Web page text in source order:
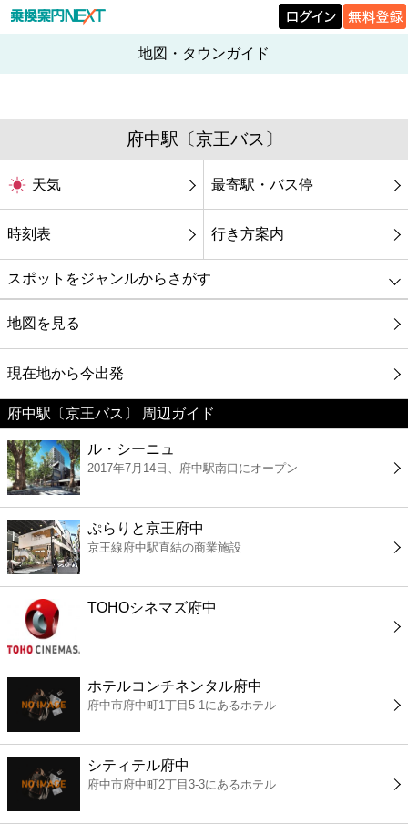
地図・タウンガイド
府中駅〔京王バス〕
天気 最寄駅・バス停
時刻表 行き方案内
スポットをジャンルからさがす
グルメ
映画
美容
コンビニ
薬局
スーパー
エンタメ
書店
ファミレス
ファーストフード
地図を見る
現在地から今出発
府中駅〔京王バス〕 周辺ガイド
ル・シーニュ
2017年7月14日、府中駅南口にオープン
ぷらりと京王府中
京王線府中駅直結の商業施設
TOHOシネマズ府中
ホテルコンチネンタル府中
府中市府中町1丁目5-1にあるホテル
シティテル府中
府中市府中町2丁目3-3にあるホテル